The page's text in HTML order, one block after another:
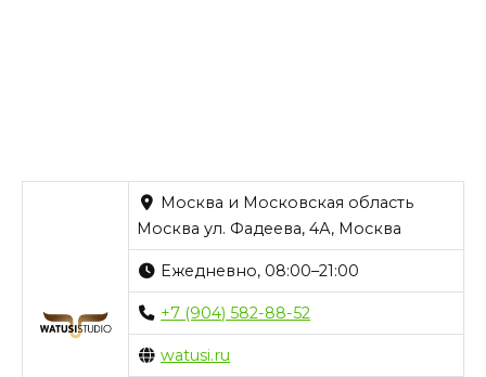
Москва и Московская область
Москва ул. Фадеева, 4А, Москва
Ежедневно, 08:00–21:00
+7 (904) 582-88-52
watusi.ru